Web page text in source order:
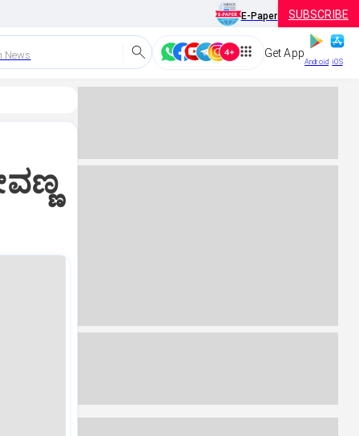
E-Paper SUBSCRIBE
News Get App
Android iOS